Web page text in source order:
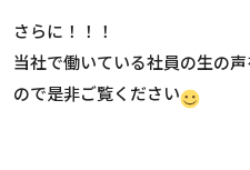
さらに！！！
当社で働いている社員の生の
ので是非ご覧ください